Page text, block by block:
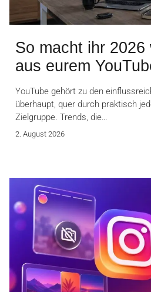
So macht ihr 2026
aus eurem
YouTube gehört zu den
überhaupt, quer durch praktisch
Zielgruppe. Trends, die…
2. August 2026